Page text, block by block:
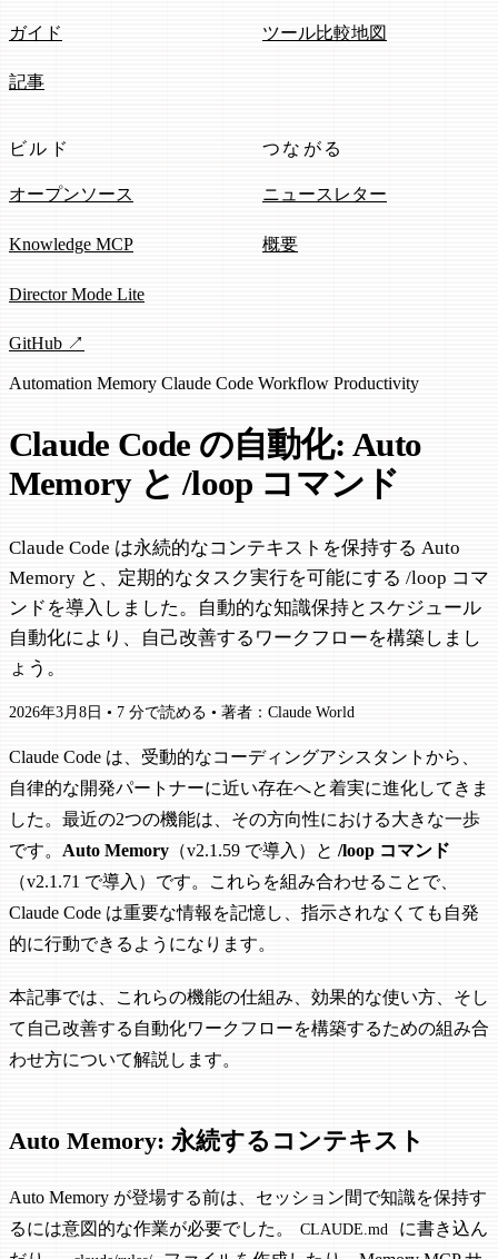
ガイド
記事
ツール比較地図
ビルド
オープンソース
Knowledge MCP
Director Mode Lite
GitHub ↗
つながる
ニュースレター
概要
Automation Memory Claude Code Workflow Productivity
Claude Code の自動化: Auto
Memory と /loop コマンド
Claude Code は永続的なコンテキストを保持する Auto
Memory と、定期的なタスク実行を可能にする /loop コマ
ンドを導入しました。自動的な知識保持とスケジュール
自動化により、自己改善するワークフローを構築しまし
ょう。
2026年3月8日 • 7 分で読める • 著者：Claude World
Claude Code は、受動的なコーディングアシスタントから、
自律的な開発パートナーに近い存在へと着実に進化してきま
した。最近の2つの機能は、その方向性における大きな一歩
です。 Auto Memory （v2.1.59 で導入）と /loop コマンド
（v2.1.71 で導入）です。これらを組み合わせることで、
Claude Code は重要な情報を記憶し、指示されなくても自発
的に行動できるようになります。
本記事では、これらの機能の仕組み、効果的な使い方、そし
て自己改善する自動化ワークフローを構築するための組み合
わせ方について解説します。
Auto Memory: 永続するコンテキスト
Auto Memory が登場する前は、セッション間で知識を保持す
るには意図的な作業が必要でした。
CLAUDE.md
に書き込ん